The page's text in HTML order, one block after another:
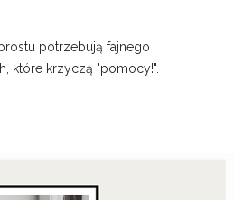
potrzebują fajnego
które krzyczą "pomocy!".